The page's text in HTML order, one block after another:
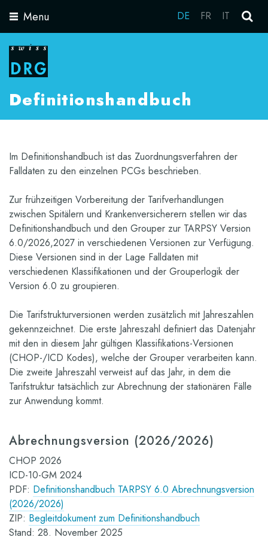
Toggle
Menu DE FR IT
Definitionshandbuch
Im Definitionshandbuch ist das Zuordnungsverfahren der
Falldaten zu den einzelnen PCGs beschrieben.
Zur frühzeitigen Vorbereitung der Tarifverhandlungen
zwischen Spitälern und Krankenversicherern stellen wir das
Definitionshandbuch und den Grouper zur TARPSY Version
6.0/2026,2027 in verschiedenen Versionen zur Verfügung.
Diese Versionen sind in der Lage Falldaten mit
verschiedenen Klassifikationen und der Grouperlogik der
Version 6.0 zu groupieren.
Die Tarifstrukturversionen werden zusätzlich mit Jahreszahlen
gekennzeichnet. Die erste Jahreszahl definiert das Datenjahr
mit den in diesem Jahr gültigen Klassifikations-Versionen
(CHOP-/ICD Kodes), welche der Grouper verarbeiten kann.
Die zweite Jahreszahl verweist auf das Jahr, in dem die
Tarifstruktur tatsächlich zur Abrechnung der stationären Fälle
zur Anwendung kommt.
Abrechnungsversion (2026/2026)
CHOP 2026
ICD-10-GM 2024
PDF: Definitionshandbuch TARPSY 6.0 Abrechnungsversion
(2026/2026)
ZIP: Begleitdokument zum Definitionshandbuch
Stand: 28. November 2025